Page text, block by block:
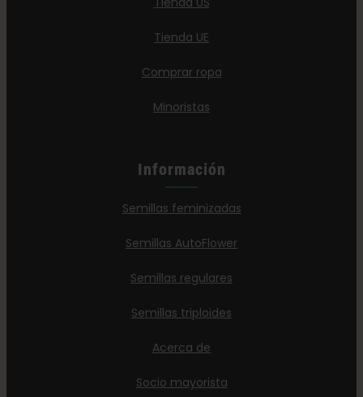
Tienda UE
Comprar ropa
Minoristas
Información
Semillas feminizadas
Semillas AutoFlower
Semillas regulares
Semillas triploides
Acerca de
Socio mayorista